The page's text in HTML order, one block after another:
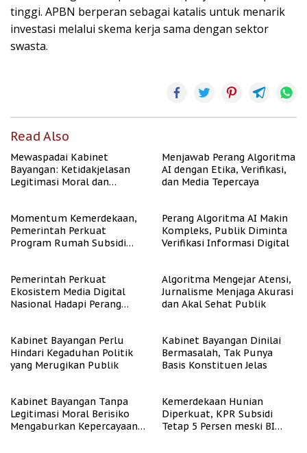
tinggi. APBN berperan sebagai katalis untuk menarik
investasi melalui skema kerja sama dengan sektor
swasta.
Read Also
Mewaspadai Kabinet
Bayangan: Ketidakjelasan
Legitimasi Moral dan
Menjawab Perang Algoritma
AI dengan Etika, Verifikasi,
dan Media Tepercaya
Momentum Kemerdekaan,
Pemerintah Perkuat
Program Rumah Subsidi
Perang Algoritma AI Makin
Kompleks, Publik Diminta
Verifikasi Informasi Digital
Pemerintah Perkuat
Ekosistem Media Digital
Nasional Hadapi Perang
Algoritma Mengejar Atensi,
Jurnalisme Menjaga Akurasi
dan Akal Sehat Publik
Kabinet Bayangan Perlu
Hindari Kegaduhan Politik
yang Merugikan Publik
Kabinet Bayangan Dinilai
Bermasalah, Tak Punya
Basis Konstituen Jelas
Kabinet Bayangan Tanpa
Legitimasi Moral Berisiko
Mengaburkan Kepercayaan
Kemerdekaan Hunian
Diperkuat, KPR Subsidi
Tetap 5 Persen meski BI